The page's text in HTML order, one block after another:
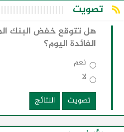
تصويت
هل تتوقع خفض البنك
الفائدة اليوم؟
نعم
لا
تصويت
النتائج